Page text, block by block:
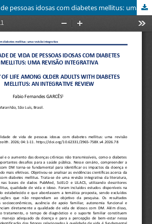
Qualidade de vida de pessoas idosas com diabetes mellitus: uma revisão integrativa